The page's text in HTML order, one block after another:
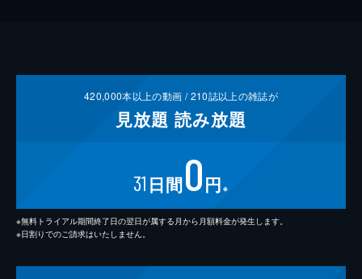
420,000本以上の動画 /210誌以上の雑誌が
見放題 読み放題
31 日間0円 ※
※無料トライアル期間終了日の翌日が属する月から月額料金が発生します。
※日割りでのご請求はいたしません。